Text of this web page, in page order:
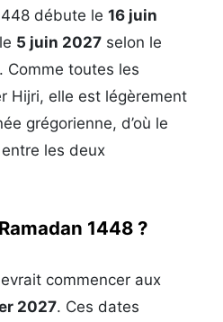
débute le16 juin
5 juin 2027 selon le
Comme toutes les
Hijri, elle est légèrement
grégorienne, d’où le
les deux
1448 ?
commencer aux
2027. Ces dates